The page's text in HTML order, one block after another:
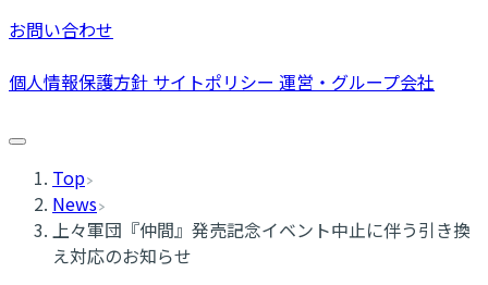
お問い合わせ
個人情報保護方針 サイトポリシー 運営・グループ会社
Top
News
上々軍団『仲間』発売記念イベント中止に伴う引き換
え対応のお知らせ